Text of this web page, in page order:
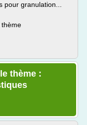
granulation...
thème :